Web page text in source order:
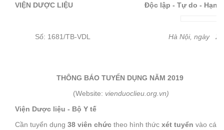
VIỆN DƯỢC LIỆU
Độc lập - Tự do - Hạnh
Số: 1681/TB-VDL Hà Nội, ngày 27
THÔNG BÁO TUYỂN DỤNG NĂM 2019
(Website: vienduoclieu.org.vn)
Viện Dược liệu - Bộ Y tế
Cần tuyển dụng 38 viên chức theo hình thức xét tuyển vào các